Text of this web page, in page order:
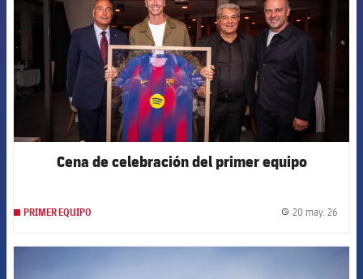
Cena de celebración del primer equipo
PRIMER EQUIPO 20 may. 26